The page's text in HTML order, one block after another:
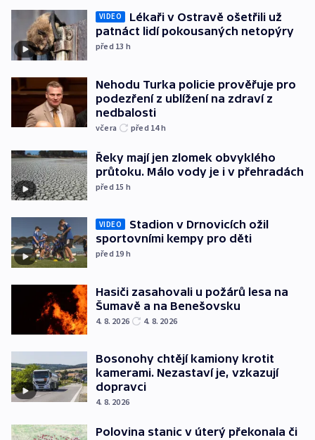
VIDEO
Lékaři v Ostravě ošetřili už
patnáct lidí pokousaných netopýry
před 13 h
Nehodu Turka policie prověřuje pro
podezření z ublížení na zdraví z
nedbalosti
včera před 14h
Řeky mají jen zlomek obvyklého
průtoku. Málo vody je i v přehradách
před 15 h
VIDEO
Stadion v Drnovicích ožil
sportovními kempy pro děti
před 19 h
Hasiči zasahovali u požárů lesa na
Šumavě a na Benešovsku
4. 8. 2026 4. 8. 2026
Bosonohy chtějí kamiony krotit
kamerami. Nezastaví je, vzkazují
dopravci
4. 8. 2026
Polovina stanic v úterý překonala či